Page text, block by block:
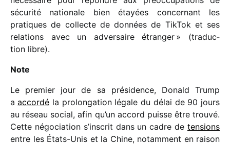
sécu­rité natio­nale bien étayées concer­nant les
pratiques de collecte de données de TikTok et ses
rela­tions avec un adver­saire étran­ger » (traduc­
tion libre).
Note
Le premier jour de sa prési­dence, Donald Trump
a accordé la prolon­ga­tion légale du délai de 90 jours
au réseau social, afin qu’un accord puisse être trouvé.
Cette négo­cia­tion s’inscrit dans un cadre de tensions
entre les États-Unis et la Chine, notam­ment en raison